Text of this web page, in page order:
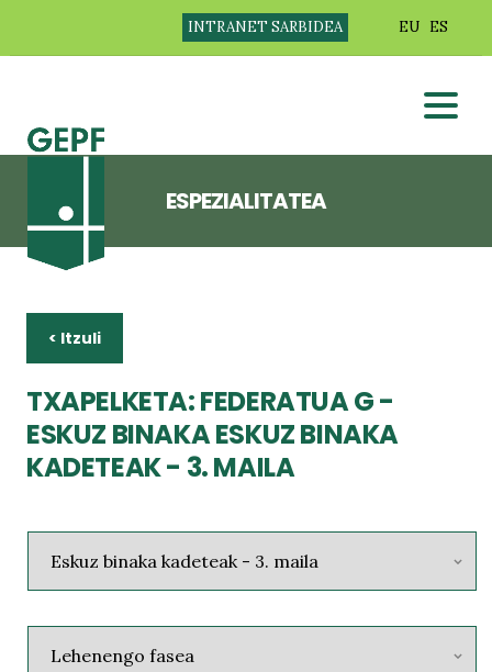
INTRANET SARBIDEA EU ES
ESPEZIALITATEA
< Itzuli
TXAPELKETA: FEDERATUA G -
ESKUZ BINAKA ESKUZ BINAKA
KADETEAK - 3. MAILA